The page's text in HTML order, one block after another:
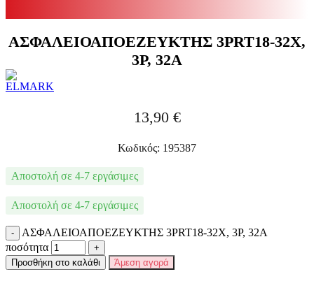
ΑΣΦΑΛΕΙΟΑΠΟΕΖΕΥΚΤΗΣ 3PRT18-32X,
3P, 32A
13,90 €
Κωδικός: 195387
Αποστολή σε 4-7 εργάσιμες
Αποστολή σε 4-7 εργάσιμες
ΑΣΦΑΛΕΙΟΑΠΟΕΖΕΥΚΤΗΣ 3PRT18-32X, 3P, 32A
ποσότητα
Προσθήκη στο καλάθι Άμεση αγορά